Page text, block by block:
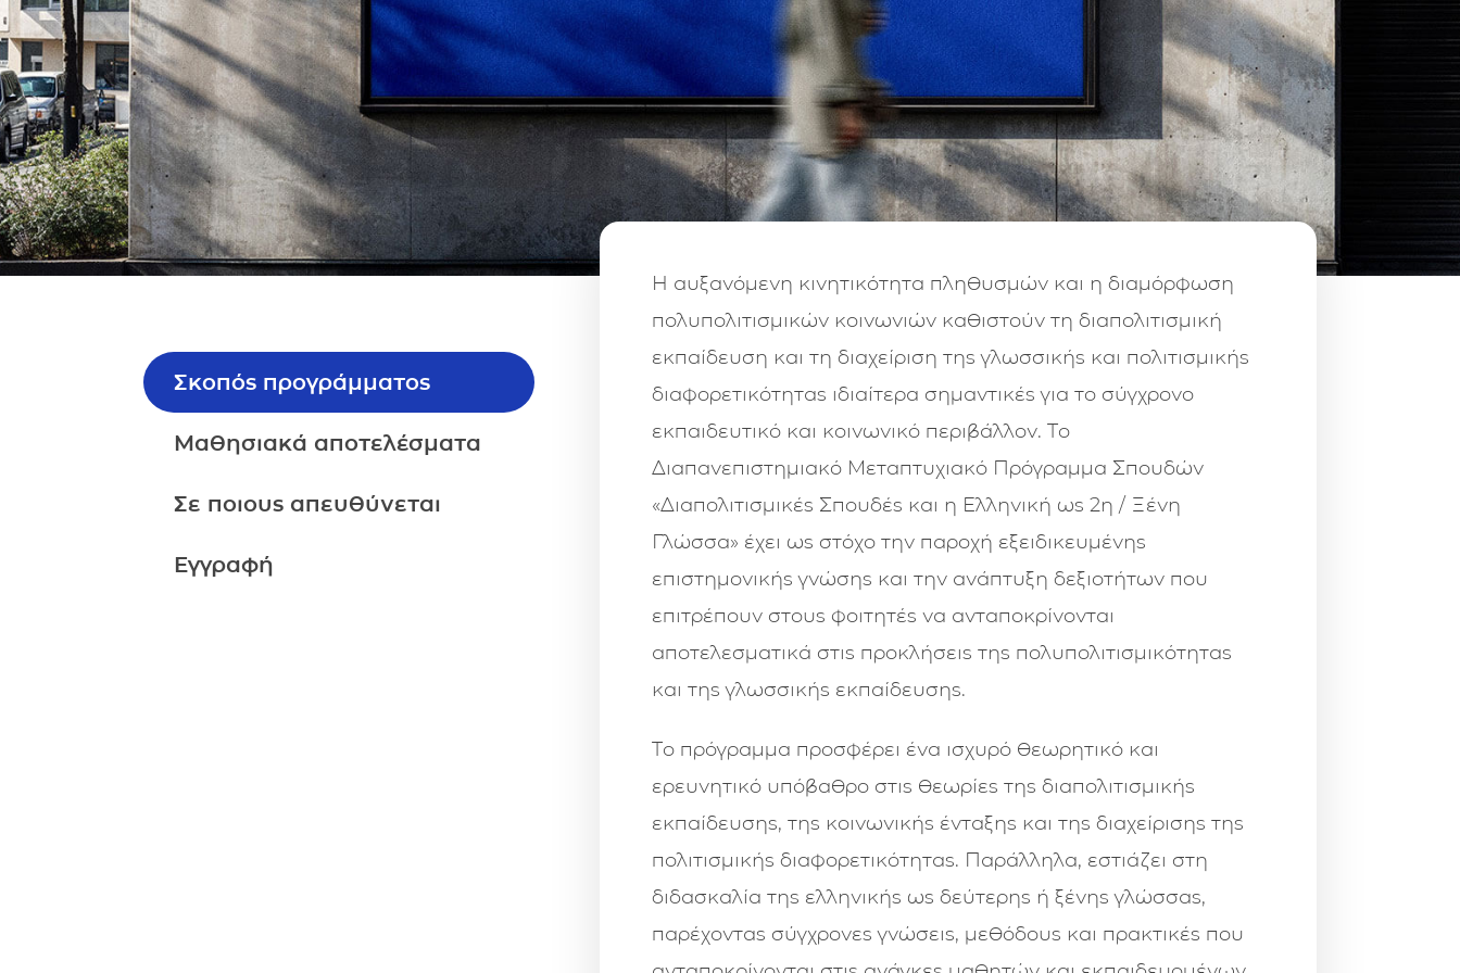
Σκοπός προγράμματος
Μαθησιακά αποτελέσματα
Σε ποιους απευθύνεται
Εγγραφή
Η αυξανόμενη κινητικότητα πληθυσμών και η διαμόρφωση
πολυπολιτισμικών κοινωνιών καθιστούν τη διαπολιτισμική
εκπαίδευση και τη διαχείριση της γλωσσικής και πολιτισμικής
διαφορετικότητας ιδιαίτερα σημαντικές για το σύγχρονο
εκπαιδευτικό και κοινωνικό περιβάλλον. Το
Διαπανεπιστημιακό Μεταπτυχιακό Πρόγραμμα Σπουδών
«Διαπολιτισμικές Σπουδές και η Ελληνική ως 2η / Ξένη
Γλώσσα» έχει ως στόχο την παροχή εξειδικευμένης
επιστημονικής γνώσης και την ανάπτυξη δεξιοτήτων που
επιτρέπουν στους φοιτητές να ανταποκρίνονται
αποτελεσματικά στις προκλήσεις της πολυπολιτισμικότητας
και της γλωσσικής εκπαίδευσης.
Το πρόγραμμα προσφέρει ένα ισχυρό θεωρητικό και
ερευνητικό υπόβαθρο στις θεωρίες της διαπολιτισμικής
εκπαίδευσης, της κοινωνικής ένταξης και της διαχείρισης της
πολιτισμικής διαφορετικότητας. Παράλληλα, εστιάζει στη
διδασκαλία της ελληνικής ως δεύτερης ή ξένης γλώσσας,
παρέχοντας σύγχρονες γνώσεις, μεθόδους και πρακτικές που